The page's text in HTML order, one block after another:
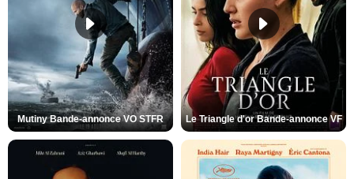
Mutiny Bande-annonce VO STFR Le Triangle d'or Bande-annonce VF